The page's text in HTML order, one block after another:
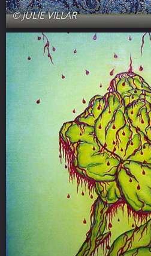
© JULIE VILLAR